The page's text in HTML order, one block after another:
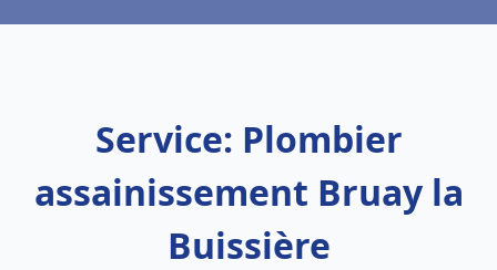
Service: Plombier
assainissement Bruay la
Buissière